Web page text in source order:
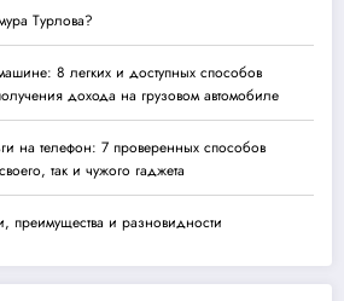
Турлова?
8 легких и доступных способов
дохода на грузовом автомобиле
на телефон: 7 проверенных способов
так и чужого гаджета
преимущества и разновидности